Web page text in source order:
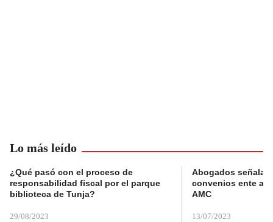
Lo más leído
¿Qué pasó con el proceso de
responsabilidad fiscal por el parque
biblioteca de Tunja?
29/08/2023
Abogados
convenios ente
AMC
13/07/2023